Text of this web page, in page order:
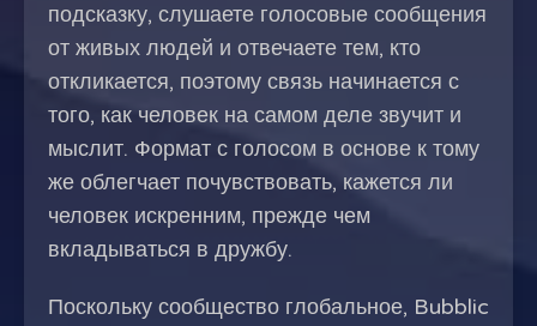
подсказку, слушаете голосовые сообщения
от живых людей и отвечаете тем, кто
откликается, поэтому связь начинается с
того, как человек на самом деле звучит и
мыслит. Формат с голосом в основе к тому
же облегчает почувствовать, кажется ли
человек искренним, прежде чем
вкладываться в дружбу.
Поскольку сообщество глобальное, Bubblic